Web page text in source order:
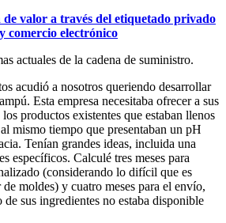
de valor a través del etiquetado privado
comercio electrónico
actuales de la cadena de suministro.
acudió a nosotros queriendo desarrollar
Esta empresa necesitaba ofrecer a sus
productos existentes que estaban llenos
mismo tiempo que presentaban un pH
Tenían grandes ideas, incluida una
específicos. Calculé tres meses para
(considerando lo difícil que es
moldes) y cuatro meses para el envío,
sus ingredientes no estaba disponible